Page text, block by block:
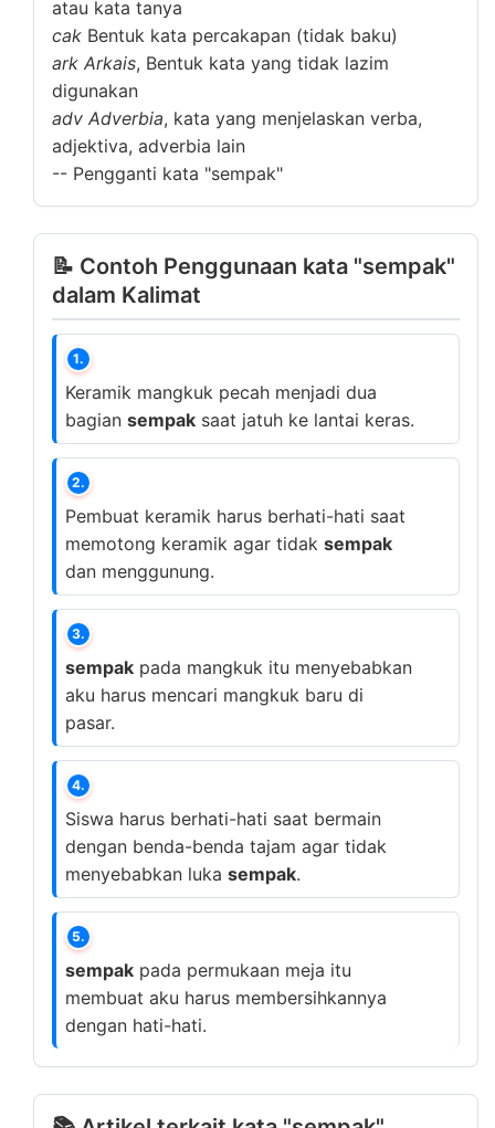
atau kata tanya
cak Bentuk kata percakapan (tidak baku)
ark Arkais, Bentuk kata yang tidak lazim
digunakan
adv Adverbia, kata yang menjelaskan verba,
adjektiva, adverbia lain
-- Pengganti kata "sempak"
📝 Contoh Penggunaan kata "sempak"
dalam Kalimat
1.
Keramik mangkuk pecah menjadi dua
bagian sempak saat jatuh ke lantai keras.
2.
Pembuat keramik harus berhati-hati saat
memotong keramik agar tidak sempak
dan menggunung.
3.
sempak pada mangkuk itu menyebabkan
aku harus mencari mangkuk baru di
pasar.
4.
Siswa harus berhati-hati saat bermain
dengan benda-benda tajam agar tidak
menyebabkan luka sempak.
5.
sempak pada permukaan meja itu
membuat aku harus membersihkannya
dengan hati-hati.